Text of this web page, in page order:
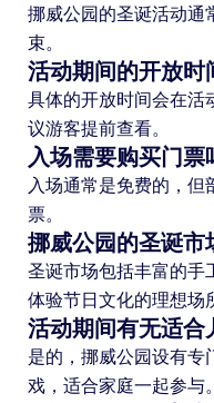
挪威公园的圣诞活动通
束。
活动期间的开放时
具体的开放时间会在活
议游客提前查看。
入场需要购买门票
入场通常是免费的，但
票。
挪威公园的圣诞市
圣诞市场包括丰富的手
体验节日文化的理想场
活动期间有无适合
是的，挪威公园设有专
戏，适合家庭一起参与。